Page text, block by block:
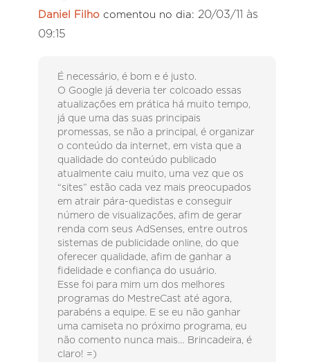
Daniel Filho comentou no dia: 20/03/11 às
09:15
É necessário, é bom e é justo.
O Google já deveria ter colcoado essas
atualizações em prática há muito tempo,
já que uma das suas principais
promessas, se não a principal, é organizar
o conteúdo da internet, em vista que a
qualidade do conteúdo publicado
atualmente caiu muito, uma vez que os
“sites” estão cada vez mais preocupados
em atrair pára-quedistas e conseguir
número de visualizações, afim de gerar
renda com seus AdSenses, entre outros
sistemas de publicidade online, do que
oferecer qualidade, afim de ganhar a
fidelidade e confiança do usuário.
Esse foi para mim um dos melhores
programas do MestreCast até agora,
parabéns a equipe. E se eu não ganhar
uma camiseta no próximo programa, eu
não comento nunca mais… Brincadeira, é
claro! =)